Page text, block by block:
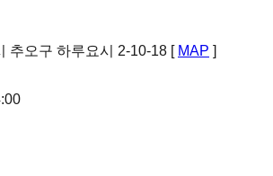
추오구 하루요시 2-10-18 [ MAP ]